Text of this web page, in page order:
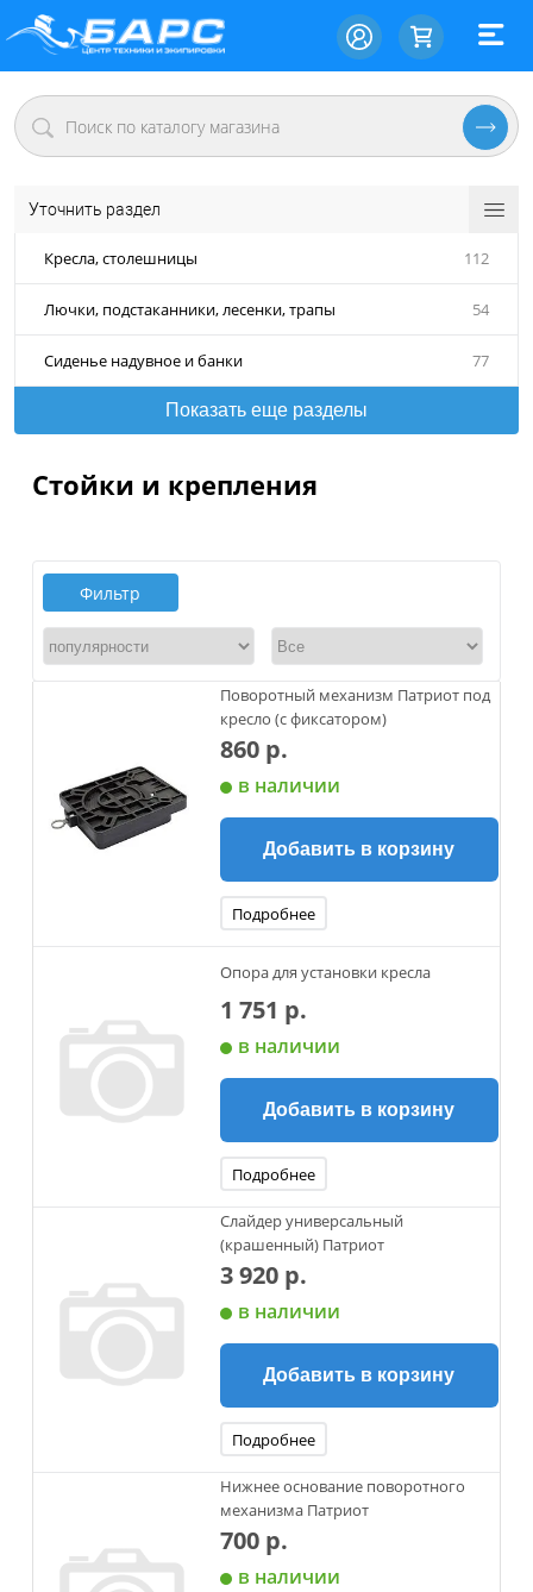
Уточнить раздел
Кресла, столешницы 112
Лючки, подстаканники, лесенки, трапы 54
Сиденье надувное и банки 77
Показать еще разделы
Стойки и крепления
Фильтр
Поворотный механизм Патриот под
кресло (с фиксатором)
860 р.
в наличии
Добавить в корзину
Подробнее
Опора для установки кресла
1 751 р.
в наличии
Добавить в корзину
Подробнее
Слайдер универсальный
(крашенный) Патриот
3 920 р.
в наличии
Добавить в корзину
Подробнее
Нижнее основание поворотного
механизма Патриот
700 р.
в наличии